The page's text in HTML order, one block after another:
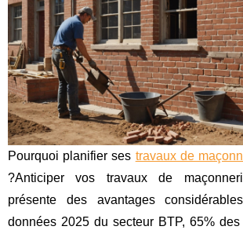
Pourquoi planifier ses travaux de
?Anticiper vos travaux de
présente des avantages
données 2025 du secteur BTP, 65%